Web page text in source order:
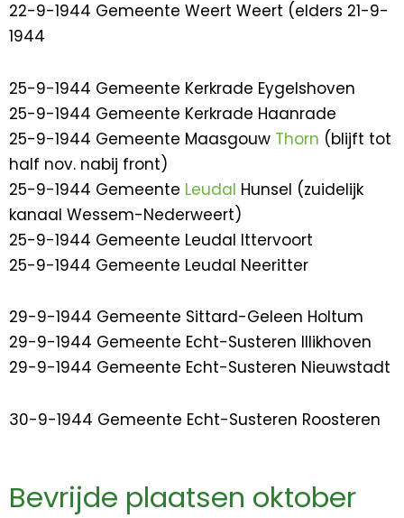
22-9-1944 Gemeente Weert Weert (elders 21-9-
1944
25-9-1944 Gemeente Kerkrade Eygelshoven
25-9-1944 Gemeente Kerkrade Haanrade
25-9-1944 Gemeente Maasgouw Thorn (blijft tot
half nov. nabij front)
25-9-1944 Gemeente Leudal Hunsel (zuidelijk
kanaal Wessem-Nederweert)
25-9-1944 Gemeente Leudal Ittervoort
25-9-1944 Gemeente Leudal Neeritter
29-9-1944 Gemeente Sittard-Geleen Holtum
29-9-1944 Gemeente Echt-Susteren Illikhoven
29-9-1944 Gemeente Echt-Susteren Nieuwstadt
30-9-1944 Gemeente Echt-Susteren Roosteren
Bevrijde plaatsen oktober